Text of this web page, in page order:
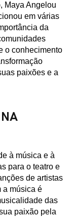
Maya Angelou
em várias
da
o conhecimento
paixões e a
à música e à
para o teatro e
de artistas
a música é
das
paixão pela